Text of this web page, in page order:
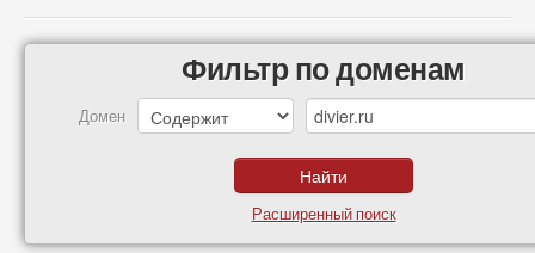
Фильтр по доменам
Домен
Расширенный поиск